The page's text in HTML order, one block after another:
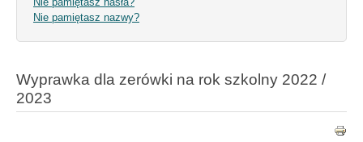
Nie pamiętasz nazwy?
Wyprawka dla zerówki na rok szkolny 2022 /
2023